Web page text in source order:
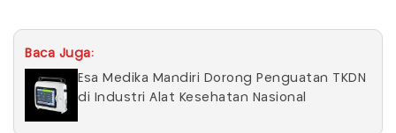
Baca Juga:
Esa Medika Mandiri Dorong Penguatan TKDN
di Industri Alat Kesehatan Nasional